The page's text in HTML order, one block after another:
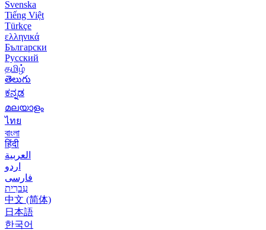
Svenska
Tiếng Việt
Türkçe
ελληνικά
Български
Русский
தமிழ்
తెలుగు
ಕನ್ನಡ
മലയാളം
ไทย
বাংলা
हिंदी
العربية
اردو
فارسی
עִברִית
中文 (简体)
日本語
한국어